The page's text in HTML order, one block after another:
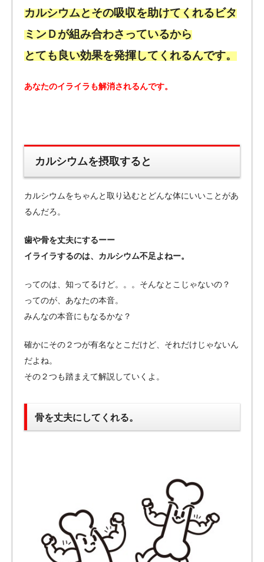
カルシウムとその吸収を助けてくれるビタ
ミンＤが組み合わさっているから
とても良い効果を発揮してくれるんです。
あなたのイライラも解消されるんです。
カルシウムを摂取すると
カルシウムをちゃんと取り込むとどんな体にいいことがあ
るんだろ。
歯や骨を丈夫にするーー
イライラするのは、カルシウム不足よねー。
ってのは、知ってるけど。。。そんなとこじゃないの？
ってのが、あなたの本音。
みんなの本音にもなるかな？
確かにその２つが有名なとこだけど、それだけじゃないん
だよね。
その２つも踏まえて解説していくよ。
骨を丈夫にしてくれる。